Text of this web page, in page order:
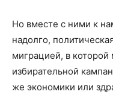
Но вместе с ними к
надолго,
миграцией, в
избирательной
же экономики или